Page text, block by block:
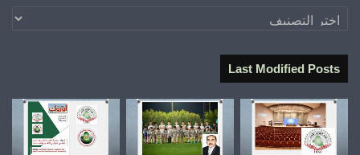
تصنيفات
Last Modified Posts